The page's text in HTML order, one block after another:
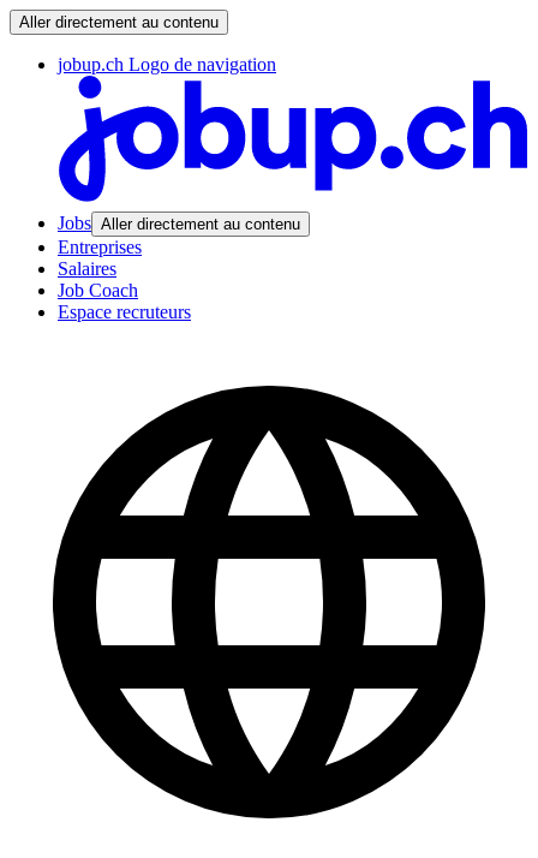
Aller directement au contenu
jobup.ch Logo de navigation
Jobs Aller directement au contenu
Entreprises
Salaires
Job Coach
Espace recruteurs